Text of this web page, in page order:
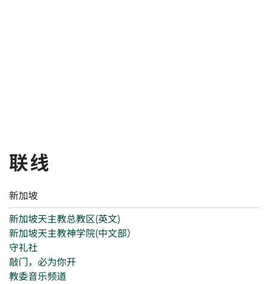
联线
新加坡
新加坡天主教总教区(英文)
新加坡天主教神学院(中文部）
守礼社
敲门，必为你开
教委音乐频道